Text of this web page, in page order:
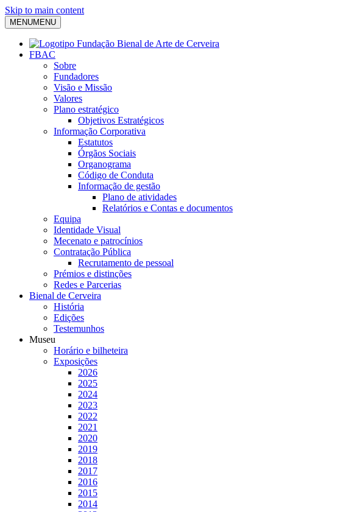
Skip to main content
MENUMENU
FBAC
Sobre
Fundadores
Visão e Missão
Valores
Plano estratégico
Objetivos Estratégicos
Informação Corporativa
Estatutos
Órgãos Sociais
Organograma
Código de Conduta
Informação de gestão
Plano de atividades
Relatórios e Contas e documentos
Equipa
Identidade Visual
Mecenato e patrocínios
Contratação Pública
Recrutamento de pessoal
Prémios e distinções
Redes e Parcerias
Bienal de Cerveira
História
Edições
Testemunhos
Museu
Horário e bilheteira
Exposições
2026
2025
2024
2023
2022
2021
2020
2019
2018
2017
2016
2015
2014